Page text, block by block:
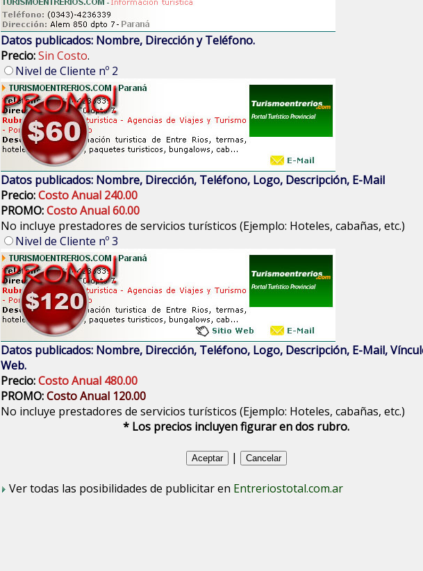
Datos publicados: Nombre, Dirección y Teléfono.
Precio:Sin Costo.
Nivel de Cliente nº 2
Datos publicados: Nombre, Dirección, Teléfono, Logo, Descripción, E-Mail
Precio:Costo Anual 240.00
PROMO:Costo Anual 60.00
No incluye prestadores de servicios turísticos (Ejemplo: Hoteles, cabañas, etc.)
Nivel de Cliente nº 3
Datos publicados: Nombre, Dirección, Teléfono, Logo, Descripción, E-Mail,
Web.
Precio:Costo Anual 480.00
PROMO:Costo Anual 120.00
No incluye prestadores de servicios turísticos (Ejemplo: Hoteles, cabañas, etc.)
* Los precios incluyen figurar en dos rubro.
|
Ver todas las posibilidades de publicitar en Entreriostotal.com.ar